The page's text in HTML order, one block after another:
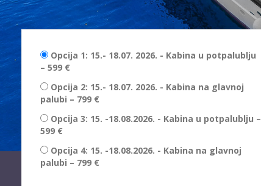
Opcija 1: 15.- 18.07. 2026. - Kabina u potpalublju
– 599 €
Opcija 2: 15.- 18.07. 2026. - Kabina na glavnoj
palubi – 799 €
Opcija 3: 15. -18.08.2026. - Kabina u potpalublju –
599 €
Opcija 4: 15. -18.08.2026. - Kabina na glavnoj
palubi – 799 €